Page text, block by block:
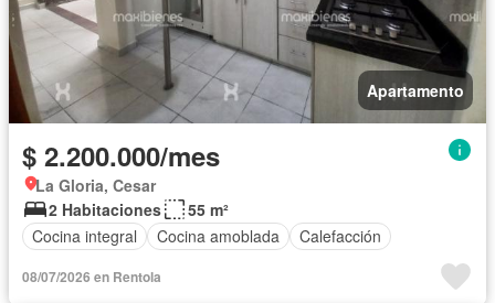
Apartamento
$ 2.200.000/mes
La Gloria, Cesar
2 Habitaciones
55 m²
Cocina integral
Cocina amoblada Calefacción
08/07/2026 en Rentola